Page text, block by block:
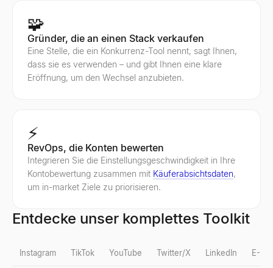
🧩
Gründer, die an einen Stack verkaufen
Eine Stelle, die ein Konkurrenz-Tool nennt, sagt Ihnen,
dass sie es verwenden – und gibt Ihnen eine klare
Eröffnung, um den Wechsel anzubieten.
⚡
RevOps, die Konten bewerten
Integrieren Sie die Einstellungsgeschwindigkeit in Ihre
Kontobewertung zusammen mit Käuferabsichtsdaten,
um in-market Ziele zu priorisieren.
Entdecke unser komplettes Toolkit
Instagram TikTok YouTube Twitter/X LinkedIn E-